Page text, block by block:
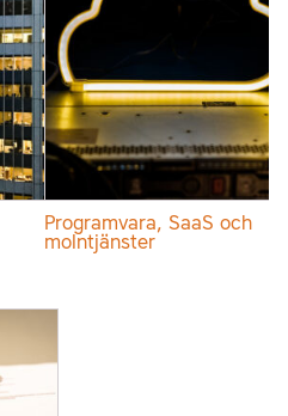
Programvara, SaaS och
molntjänster